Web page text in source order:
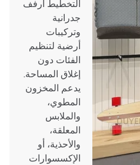
التخطيط أرفف
جدرانية
وتركيبات
أرضية لتنظيم
الفئات دون
إغلاق المساحة.
يدعم المخزون
المطوي،
والملابس
المعلقة،
والأحذية، أو
الإكسسوارات